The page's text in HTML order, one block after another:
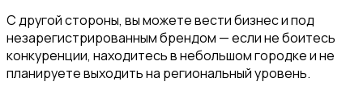
С другой стороны, вы можете вести бизнес и под
незарегистрированным брендом — если не боитесь
конкуренции, находитесь в небольшом городке и не
планируете выходить на региональный уровень.